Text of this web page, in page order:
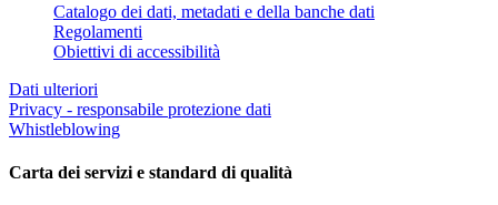
Catalogo dei dati, metadati e della banche dati
Regolamenti
Obiettivi di accessibilità
Dati ulteriori
Privacy - responsabile protezione dati
Whistleblowing
Carta dei servizi e standard di qualità